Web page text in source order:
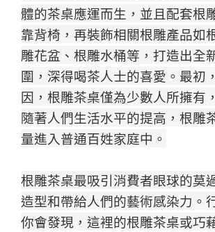
體的茶桌應運而生，並且配套根
靠背椅，再裝飾相關根雕產品如
雕花盆、根雕水桶等 ，打造出全
圍，深得喝茶人士的喜愛。 最初
因，根雕茶桌僅為少數人所擁有
隨著人們生活水平的提高，根雕
量進入普通百姓家庭中。
根雕茶桌最吸引消費者眼球的莫
造型和帶給人們的藝術感染力。
你會發現，這裡的根雕茶桌或巧